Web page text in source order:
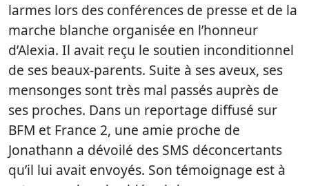
larmes lors des conférences de presse et de la
marche blanche organisée en l’honneur
d’Alexia. Il avait reçu le soutien inconditionnel
de ses beaux-parents. Suite à ses aveux, ses
mensonges sont très mal passés auprès de
ses proches. Dans un reportage diffusé sur
BFM et France 2, une amie proche de
Jonathann a dévoilé des SMS déconcertants
qu’il lui avait envoyés. Son témoignage est à